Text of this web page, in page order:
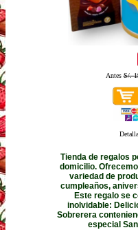
AntesS/.
Tienda de regalos
domicilio.
variedad de
cumpleaños,
Este regalo se
inolvidable:
Sobrerera
especial